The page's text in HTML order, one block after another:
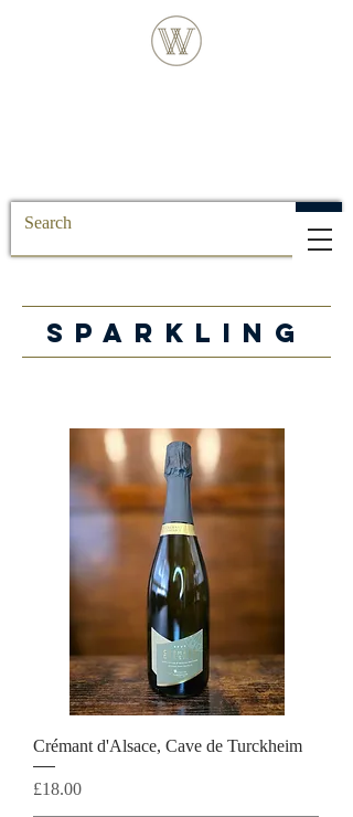
SPARKLING
Crémant d'Alsace, Cave de Turckheim
Price
£18.00